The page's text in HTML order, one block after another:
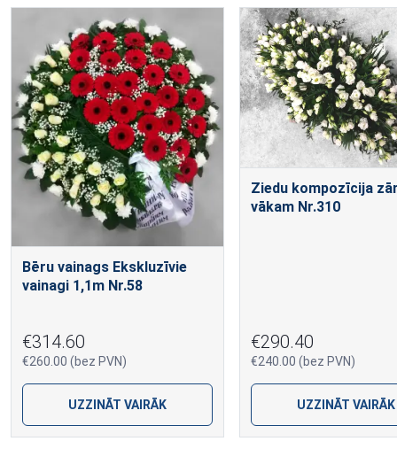
Bēru vainags Ekskluzīvie
vainagi 1,1m Nr.58
€314.60
€260.00 (bez PVN)
UZZINĀT VAIRĀK
Ziedu kompozīcija
vākam Nr.310
€290.40
€240.00 (bez PVN)
UZZINĀT VAIRĀK